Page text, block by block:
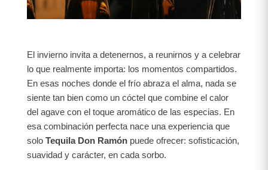
El invierno invita a detenernos, a reunirnos y a celebrar
lo que realmente importa: los momentos compartidos.
En esas noches donde el frío abraza el alma, nada se
siente tan bien como un cóctel que combine el calor
del agave con el toque aromático de las especias. En
esa combinación perfecta nace una experiencia que
solo Tequila Don Ramón puede ofrecer: sofisticación,
suavidad y carácter, en cada sorbo.